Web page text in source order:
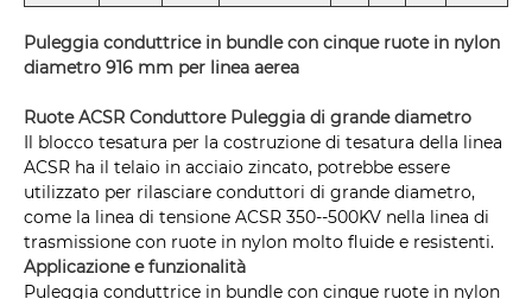
Puleggia conduttrice in bundle con cinque ruote in nylon
diametro 916 mm per linea aerea
Ruote ACSR Conduttore Puleggia di grande diametro
Il blocco tesatura per la costruzione di tesatura della linea
ACSR ha il telaio in acciaio zincato, potrebbe essere
utilizzato per rilasciare conduttori di grande diametro,
come la linea di tensione ACSR 350--500KV nella linea di
trasmissione con ruote in nylon molto fluide e resistenti.
Applicazione e funzionalità
Puleggia conduttrice in bundle con cinque ruote in nylon